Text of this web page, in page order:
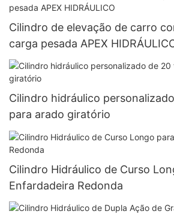
Cilindro de elevação de carro
carga pesada APEX
Cilindro hidráulico
para arado giratório
Cilindro Hidráulico de Curso
Enfardadeira Redonda